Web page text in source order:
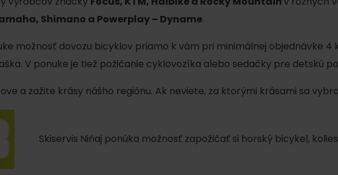
No data found for this source.
Kde sa nachádza
poklad? Nájdi ho s
Liptov Region Card!
Voda, sneh a aktivity
Shimano a Powerplay – Dyname.
možnosť dovozu bicyklov priamo k vám pri minimálnej objednávke 4
V ponuke je tiež požičanie cyklovozíka alebo sedačky pre detskú
a zažite krásy nášho regiónu. Ak neviete, za ktorými krásami sa
Skiservis Niňaj ponúka možnosť zapožičať si horský bicykel,